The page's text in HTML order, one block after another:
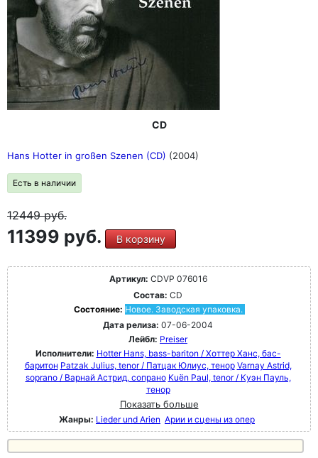
CD
Hans Hotter in großen Szenen (CD) (2004)
Есть в наличии
12449руб.
11399 руб. В корзину
Артикул: CDVP 076016
Состав: CD
Состояние: Новое. Заводская упаковка.
Дата релиза: 07-06-2004
Лейбл: Preiser
Исполнители: Hotter Hans, bass-bariton / Хоттер Ханс, бас-
баритон Patzak Julius, tenor / Патцак Юлиус, тенор Varnay Astrid,
soprano / Варнай Астрид, сопрано Kuën Paul, tenor / Куэн Пауль,
тенор
Показать больше
Жанры: Lieder und Arien Арии и сцены из опер